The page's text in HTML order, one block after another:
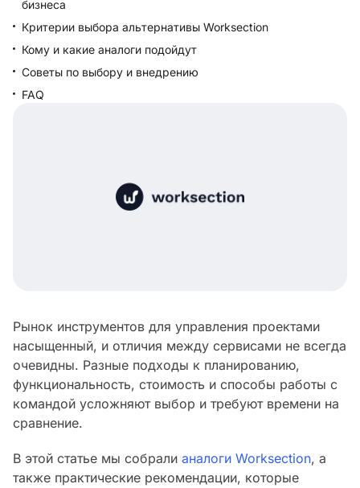
Рынок инструментов для управления проектами
насыщенный, и отличия между сервисами не всегда
очевидны. Разные подходы к планированию,
функциональность, стоимость и способы работы с
командой усложняют выбор и требуют времени на
сравнение.
В этой статье мы собрали аналоги Worksection, а
также практические рекомендации, которые
бизнеса
Критерии выбора альтернативы Worksection
Кому и какие аналоги подойдут
Советы по выбору и внедрению
FAQ